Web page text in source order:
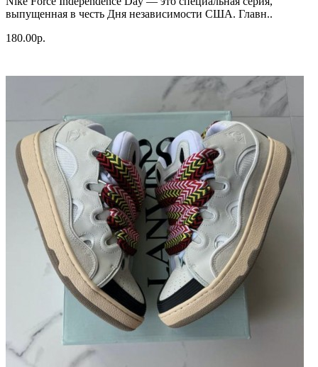
выпущенная в честь Дня независимости США. Главн..
180.00р.